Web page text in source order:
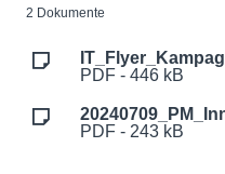
2 Dokumente
PDF - 446 kB
PDF - 243 kB